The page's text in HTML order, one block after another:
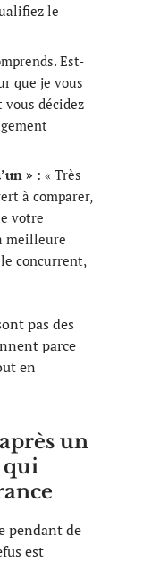
le
Est-
que je vous
vous décidez
» : « Très
à comparer,
votre
meilleure
concurrent,
pas des
parce
en
un
qui
pendant de
est